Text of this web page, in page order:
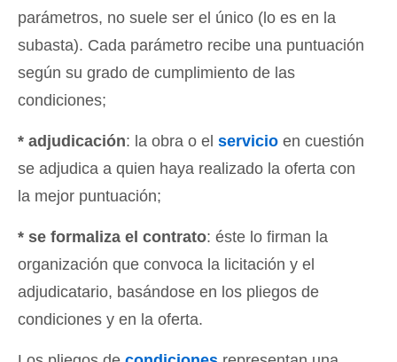
parámetros, no suele ser el único (lo es en la
subasta). Cada parámetro recibe una puntuación
según su grado de cumplimiento de las
condiciones;
* adjudicación: la obra o el servicio en cuestión
se adjudica a quien haya realizado la oferta con
la mejor puntuación;
* se formaliza el contrato: éste lo firman la
organización que convoca la licitación y el
adjudicatario, basándose en los pliegos de
condiciones y en la oferta.